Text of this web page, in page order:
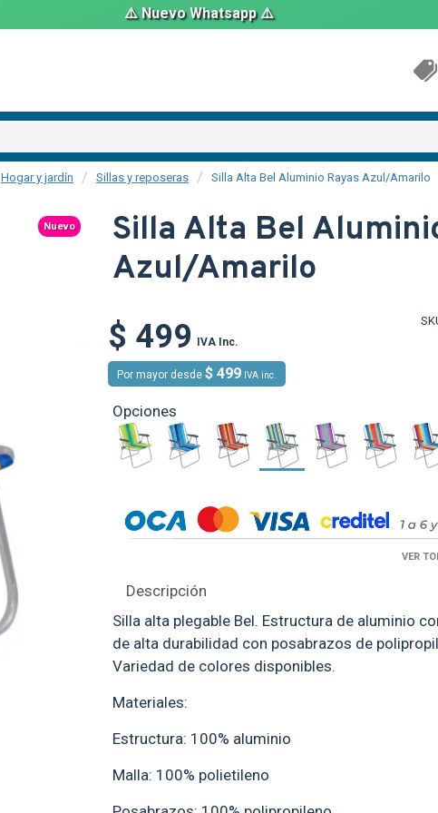
⚠️ Nuevo Whatsapp ⚠️
Hogar y jardín Sillas y reposeras Silla Alta Bel Aluminio Rayas Azul/Amarilo
Nuevo
Silla Alta Bel
Azul/Amarilo
$ 499 IVA Inc.
Por mayor desde $ 499 IVA inc.
Opciones
Descripción
Silla alta plegable Bel. Estructura de aluminio
de alta durabilidad con posabrazos de
Variedad de colores disponibles.
Materiales:
Estructura: 100% aluminio
Malla: 100% polietileno
VER
Conservadora MOR 26 litros
$ 769